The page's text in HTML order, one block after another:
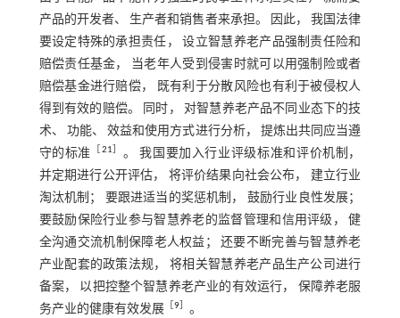
产品的开发者、 生产者和销售者来承担。 因此， 我国法律
要设定特殊的承担责任， 设立智慧养老产品强制责任险和
赔偿责任基金， 当老年人受到侵害时就可以用强制险或者
赔偿基金进行赔偿， 既有利于分散风险也有利于被侵权人
得到有效的赔偿。 同时， 对智慧养老产品不同业态下的技
术、 功能、 效益和使用方式进行分析， 提炼出共同应当遵
守的标准
21
。 我国要加入行业评级标准和评价机制，
并定期进行公开评估， 将评价结果向社会公布， 建立行业
淘汰机制； 要跟进适当的奖惩机制， 鼓励行业良性发展；
要鼓励保险行业参与智慧养老的监督管理和信用评级， 健
全沟通交流机制保障老人权益； 还要不断完善与智慧养老
产业配套的政策法规， 将相关智慧养老产品生产公司进行
备案， 以把控整个智慧养老产业的有效运行， 保障养老服
务产业的健康有效发展
9］ 。